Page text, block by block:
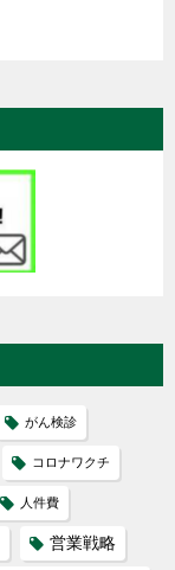
がん検診
コロナワクチ
人件費
営業戦略